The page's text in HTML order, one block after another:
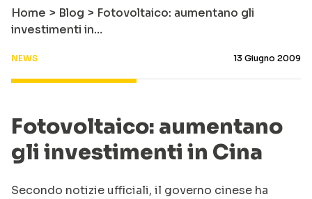
Home > Blog > Fotovoltaico: aumentano gli
investimenti in…
NEWS 13 Giugno 2009
Fotovoltaico: aumentano
gli investimenti in Cina
Secondo notizie ufficiali, il governo cinese ha